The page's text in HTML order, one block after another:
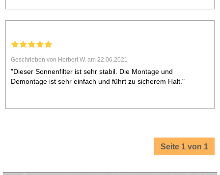
Geschrieben von Herbert W. am 22.06.2021
"Dieser Sonnenfilter ist sehr stabil. Die Montage und
Demontage ist sehr einfach und führt zu sicherem Halt."
Seite 1 von 1